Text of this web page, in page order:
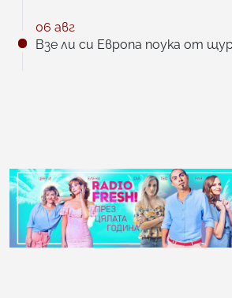
06 авг
Взе ли си Европа поука от